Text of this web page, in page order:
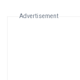
Advertisement